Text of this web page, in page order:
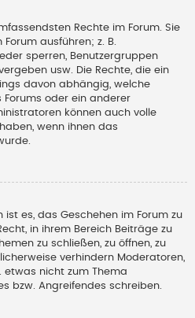
Rechte im Forum. Sie
ausführen; z. B.
sperren, Benutzergruppen
usw. Die Rechte, die ein
davon abhängig, welche
Forums oder ein anderer
können auch volle
wenn ihnen das
es, das Geschehen im Forum zu
in ihrem Bereich Beiträge zu
zu schließen, zu öffnen, zu
verhindern Moderatoren,
etwas nicht zum Thema
bzw. Angreifendes schreiben.